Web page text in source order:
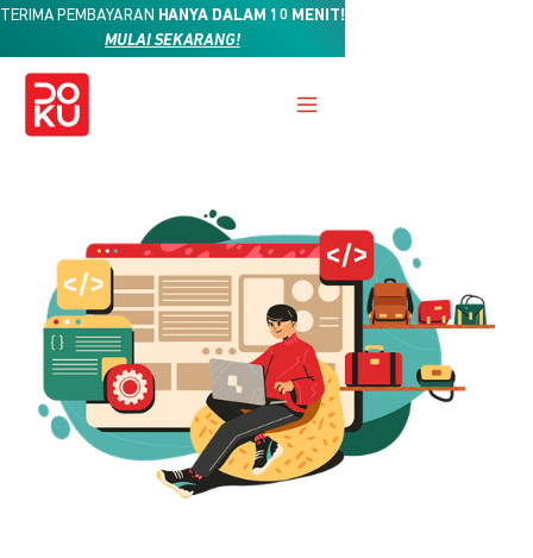
TERIMA PEMBAYARAN HANYA DALAM 10 MENIT!
MULAI SEKARANG!